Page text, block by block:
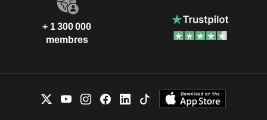
+ 1 300 000
membres